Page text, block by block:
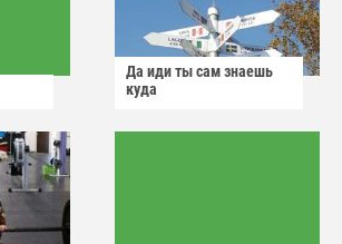
Да иди ты сам знаешь
куда